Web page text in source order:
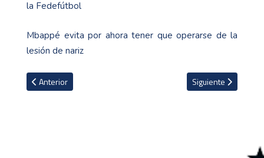
la Fedefútbol
Mbappé evita por ahora tener que operarse de la
lesión de nariz
Artículo anterior: Director de uno de los mejores ciclistas del
Anterior Artículo siguiente:
Siguiente